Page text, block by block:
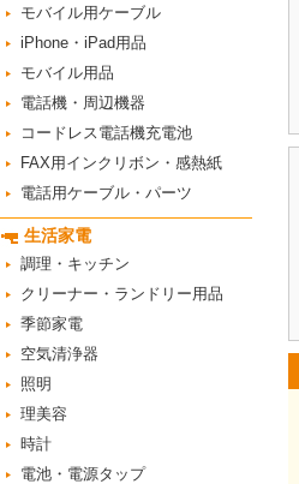
モバイル用ケーブル
iPhone・iPad用品
モバイル用品
電話機・周辺機器
コードレス電話機充電池
FAX用インクリボン・感熱紙
電話用ケーブル・パーツ
生活家電
調理・キッチン
クリーナー・ランドリー用品
季節家電
空気清浄器
照明
理美容
時計
電池・電源タップ